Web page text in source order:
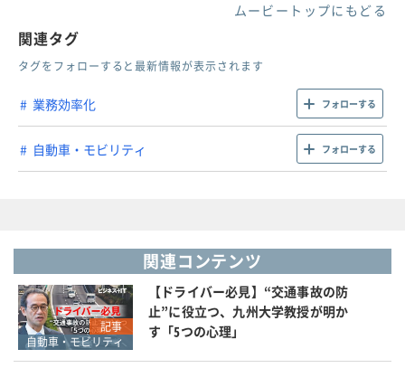
ムービートップにもどる
関連タグ
タグをフォローすると最新情報が表示されます
業務効率化 フォローする
自動車・モビリティ フォローする
関連コンテンツ
記事
自動車・モビリティ
【ドライバー必見】“交通事故の防
止”に役立つ、九州大学教授が明か
す「5つの心理」